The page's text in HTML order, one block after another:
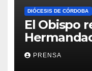
DIÓCESIS DE CÓRDOBA
El Obispo
PRENSA